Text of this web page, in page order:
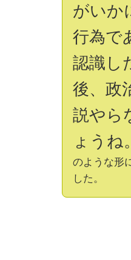
がいか
行為で
認識し
後、政
説やら
ょうね。
のような形
した。